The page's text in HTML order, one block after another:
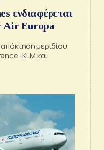
ενδιαφέρεται
Air Europa
απόκτηση μεριδίου
-KLM και